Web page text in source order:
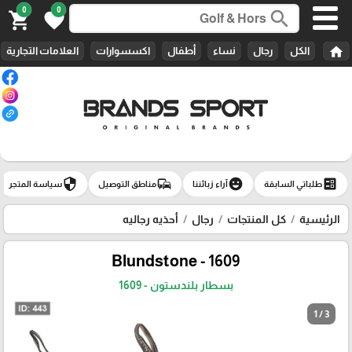
search
0
favorite
0
shopping_cart
home الكل رجال نساء أطفال اكسسوارات العلامات التجارية
ballotطلباتي السابقة emoji_emotionsآراء زبائننا commuteمناطق التوصيل securityسياسة المتجر
الرئيسية كل المنتجات رجال أحذيه رجاليه
Blundstone - 1609
بسطار بلندستون - 1609
1 / 3